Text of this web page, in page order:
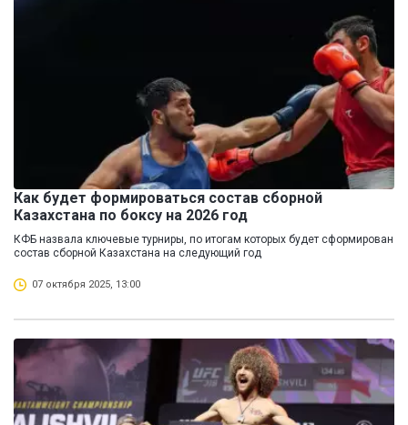
Как будет формироваться состав сборной
Казахстана по боксу на 2026 год
КФБ назвала ключевые турниры, по итогам которых будет сформирован
состав сборной Казахстана на следующий год
07 октября 2025, 13:00